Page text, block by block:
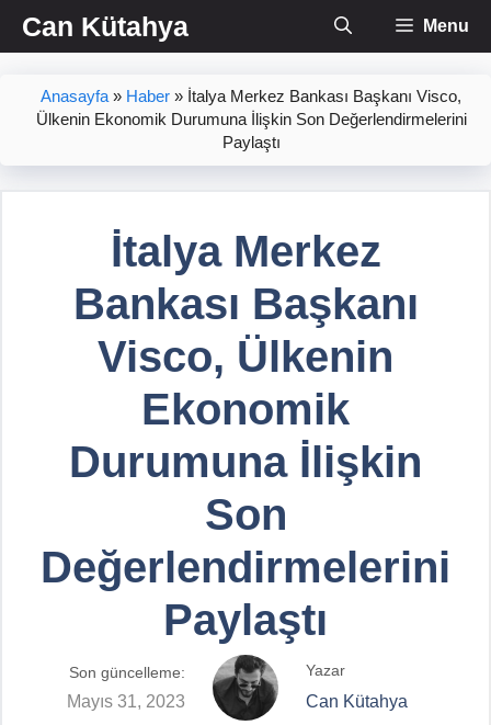
İçeriğe
atlaCan Kütahya Menu
Anasayfa » Haber » İtalya Merkez Bankası Başkanı Visco,
Ülkenin Ekonomik Durumuna İlişkin Son Değerlendirmelerini
Paylaştı
İtalya Merkez
Bankası Başkanı
Visco, Ülkenin
Ekonomik
Durumuna İlişkin
Son
Değerlendirmelerini
Paylaştı
Son güncelleme:
Mayıs 31, 2023
Yazar
Can Kütahya